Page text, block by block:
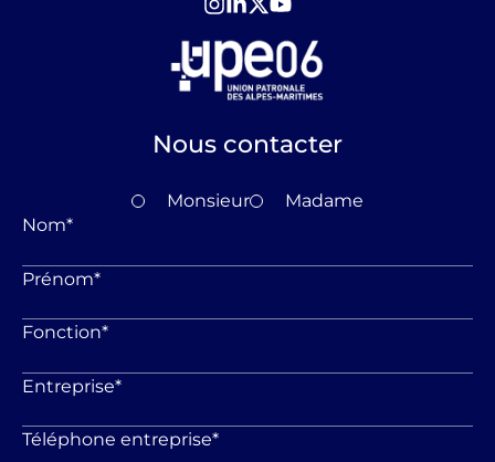
Nous contacter
Monsieur
Madame
Nom*
Prénom*
Fonction*
Entreprise*
Téléphone entreprise*